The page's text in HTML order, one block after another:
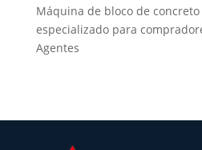
Máquina de bloco de
especializado para
Agentes